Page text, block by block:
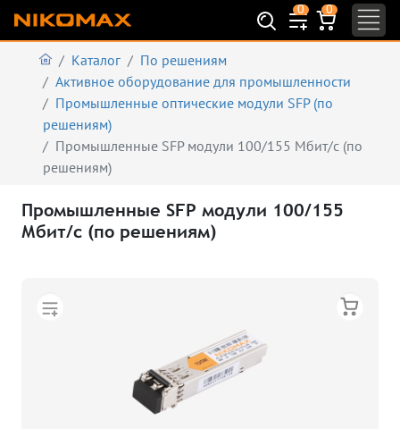
0 0
Каталог
По решениям
Активное оборудование для промышленности
Промышленные оптические модули SFP (по
решениям)
Промышленные SFP модули 100/155 Мбит/с (по
решениям)
Промышленные SFP модули 100/155
Мбит/с (по решениям)